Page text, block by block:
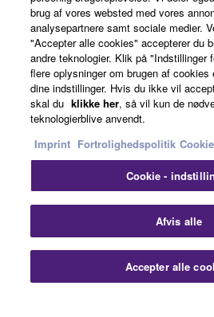
Danmark - English
Business
Betingelser og
Cookiepolitik
© Yamaha
brug af vores websted med vores
analysepartnere samt sociale medier.
"Accepter alle cookies" accepterer du
andre teknologier. Klik på "Indstillinger
flere oplysninger om brugen af
dine indstillinger. Hvis du ikke vil
skal du klikke her, så vil kun de
teknologierblive anvendt.
Imprint Fortrolighedspolitik
Cookie -
Afvis alle
Accepter alle